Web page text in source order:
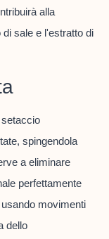
alla
sale e l'estratto di
spingendola
a eliminare
perfettamente
movimenti
dello